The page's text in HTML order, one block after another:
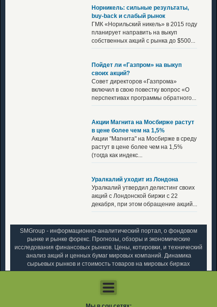
Норникель: сильные результаты,
buy-back и слабый рынок
ГМК «Норильский никель» в 2015 году
планирует направить на выкуп
собственных акций с рынка до $500...
Пойдет ли «Газпром» на выкуп
своих акций?
Совет директоров «Газпрома»
включил в свою повестку вопрос «О
перспективах программы обратного...
Акции Магнита на Мосбирже растут
в цене более чем на 1,5%
Акции "Магнита" на Мосбирже в среду
растут в цене более чем на 1,5%
(тогда как индекс...
Уралкалий уходит из Лондона
Уралкалий утвердил делистинг своих
акций с Лондонской биржи с 22
декабря, при этом обращение акций...
SMGroup - информационно-аналитический портал, о фондовом
рынке и рынке форекс. Прогнозы, обзоры и экономические
исследования финансовых рынков. Цены, котировки, и технический
анализ акций и ценных бумаг мировых компаний. Динамика
сырьевых рынков и стоимость товаров на мировых биржах